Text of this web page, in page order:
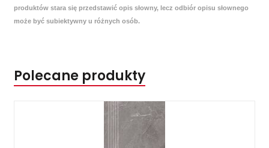
produktów stara się przedstawić opis słowny, lecz odbiór opisu słownego
może być subiektywny u różnych osób.
Polecane produkty